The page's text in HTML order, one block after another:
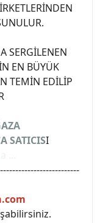
SERGİLENEN
EN BÜYÜK
TEMİN EDİLİP
SATICISI